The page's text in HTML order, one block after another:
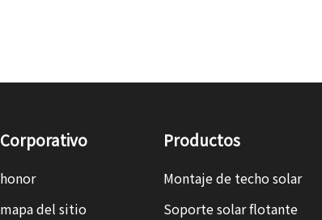
Corporativo
honor
mapa del sitio
Productos
Montaje de techo solar
Soporte solar flotante